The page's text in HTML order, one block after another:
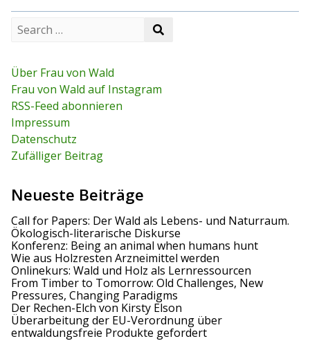
c
h
f
o
r
:
Über Frau von Wald
Frau von Wald auf Instagram
RSS-Feed abonnieren
Impressum
Datenschutz
Zufälliger Beitrag
Neueste Beiträge
Call for Papers: Der Wald als Lebens- und Naturraum.
Ökologisch-literarische Diskurse
Konferenz: Being an animal when humans hunt
Wie aus Holzresten Arzneimittel werden
Onlinekurs: Wald und Holz als Lernressourcen
From Timber to Tomorrow: Old Challenges, New
Pressures, Changing Paradigms
Der Rechen-Elch von Kirsty Elson
Überarbeitung der EU-Verordnung über
entwaldungsfreie Produkte gefordert